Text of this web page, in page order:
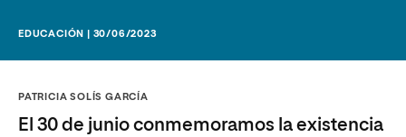
EDUCACIÓN | 30/06/2023
PATRICIA SOLÍS GARCÍA
El 30 de junio conmemoramos la existencia